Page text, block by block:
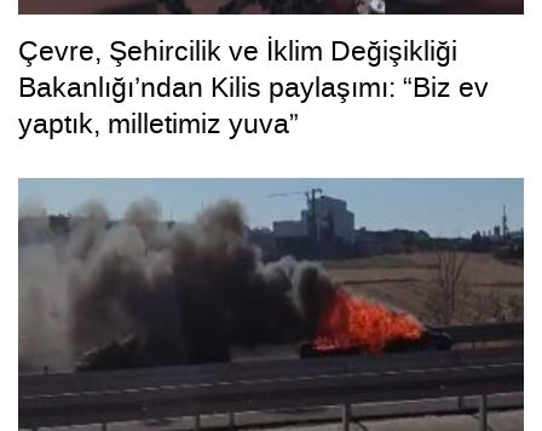
Çevre, Şehircilik ve İklim Değişikliği
Bakanlığı’ndan Kilis paylaşımı: “Biz ev
yaptık, milletimiz yuva”